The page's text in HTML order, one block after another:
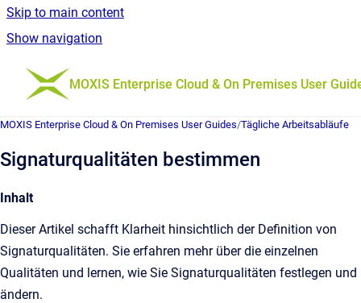
Skip to main content
Show navigation
Go to homepage
MOXIS Enterprise Cloud & On Premises User
MOXIS Enterprise Cloud & On Premises User Guides/Tägliche Arbeitsabläufe
Signaturqualitäten bestimmen
Inhalt
Dieser Artikel schafft Klarheit hinsichtlich der Definition von
Signaturqualitäten. Sie erfahren mehr über die einzelnen
Qualitäten und lernen, wie Sie Signaturqualitäten festlegen und
ändern.